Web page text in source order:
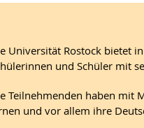
Universität Rostock bietet
und Schüler mit
Teilnehmenden haben mit
und vor allem ihre